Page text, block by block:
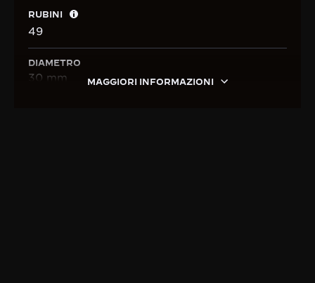
RUBINI
49
DIAMETRO
30 mm MAGGIORI INFORMAZIONI